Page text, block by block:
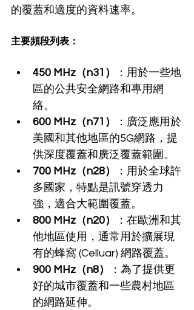
的覆蓋和適度的資料速率。
主要頻段列表：
450 MHz（n31）
：用於一些地
區的公共安全網路和專用網
絡。
600 MHz（n71）
：廣泛應用於
美國和其他地區的5G網路，提
供深度覆蓋和廣泛覆蓋範圍。
700 MHz（n28）
：用於全球許
多國家，特點是訊號穿透力
強，適合大範圍覆蓋。
800 MHz（n20）
：在歐洲和其
他地區使用，通常用於擴展現
有的蜂窩 (Celluar) 網路覆蓋。
900 MHz（n8）
：為了提供更
好的城市覆蓋和一些農村地區
的網路延伸。